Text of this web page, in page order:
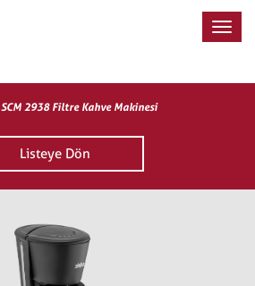
SCM 2938 Filtre Kahve Makinesi
Listeye Dön